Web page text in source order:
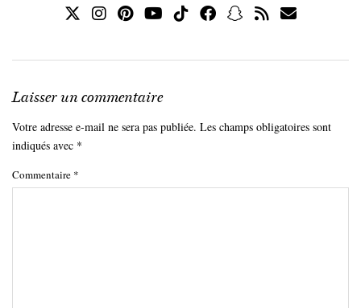
Laisser un commentaire
Votre adresse e-mail ne sera pas publiée. Les champs obligatoires sont
indiqués avec *
Commentaire *